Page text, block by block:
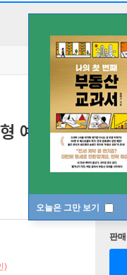
오늘은 그만 보기
예상문제집 부동
)
판